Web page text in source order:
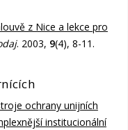
z Nice a lekce pro
. 2003, 9(4), 8-11.
ochrany unijních
institucionální